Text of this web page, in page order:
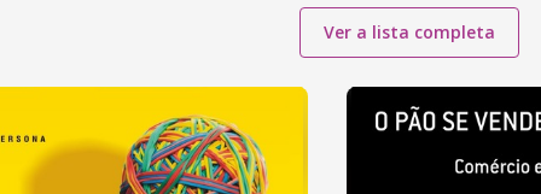
Ver a lista completa